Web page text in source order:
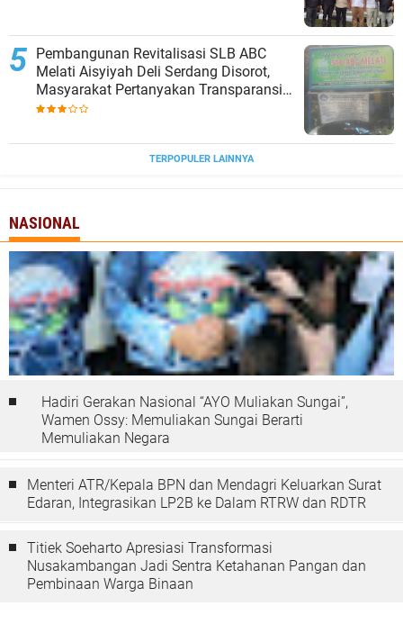
‎Pembangunan Revitalisasi SLB ABC
Melati Aisyiyah Deli Serdang Disorot,
Masyarakat Pertanyakan Transparansi
dan Pagu Anggaran
TERPOPULER LAINNYA
NASIONAL
Hadiri Gerakan Nasional “AYO Muliakan Sungai”,
Wamen Ossy: Memuliakan Sungai Berarti
Memuliakan Negara
Menteri ATR/Kepala BPN dan Mendagri Keluarkan Surat
Edaran, Integrasikan LP2B ke Dalam RTRW dan RDTR
Titiek Soeharto Apresiasi Transformasi
Nusakambangan Jadi Sentra Ketahanan Pangan dan
Pembinaan Warga Binaan